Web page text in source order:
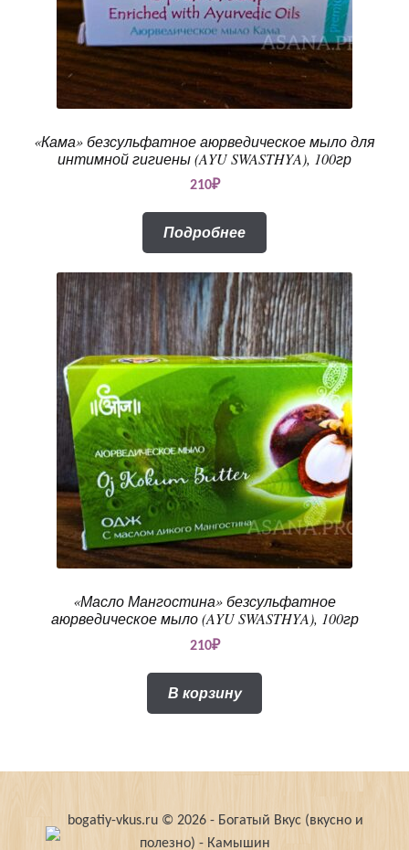
«Кама» безсульфатное аюрведическое мыло для
интимной гигиены (AYU SWASTHYA), 100гр
210₽
Подробнее
«Масло Мангостина» безсульфатное
аюрведическое мыло (AYU SWASTHYA), 100гр
210₽
В корзину
bogatiy-vkus.ru © 2026 - Богатый Вкус (вкусно и
полезно) - Камышин